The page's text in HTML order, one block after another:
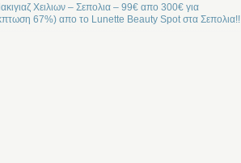
Χειλιων – Σεπολια – 99€ απο 300€ για
67%) απο το Lunette Beauty Spot στα Σεπολια!!